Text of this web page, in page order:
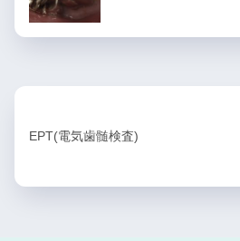
EPT(電気歯髄検査)